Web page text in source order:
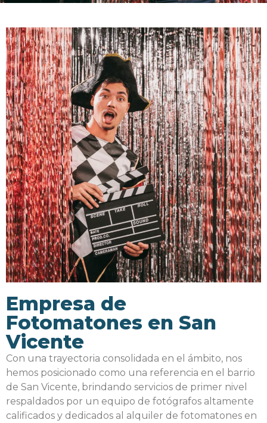
Empresa de
Fotomatones en San
Vicente
Con una trayectoria consolidada en el ámbito, nos
hemos posicionado como una referencia en el barrio
de San Vicente, brindando servicios de primer nivel
respaldados por un equipo de fotógrafos altamente
calificados y dedicados al alquiler de fotomatones en